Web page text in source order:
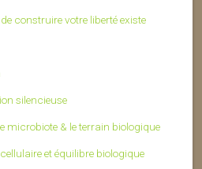
construire votre liberté existe
silencieuse
microbiote & le terrain biologique
et équilibre biologique